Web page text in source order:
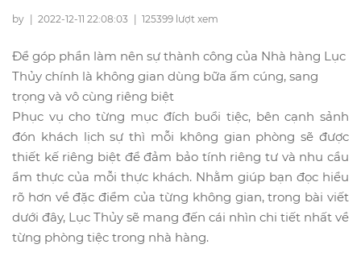
by | 2022-12-11 22:08:03 | 125399 lượt xem
Để góp phần làm nên sự thành công của Nhà hàng Lục
Thủy chính là không gian dùng bữa ấm cúng, sang
trọng và vô cùng riêng biệt
Phục vụ cho từng mục đích buổi tiệc, bên cạnh sảnh
đón khách lịch sự thì mỗi không gian phòng sẽ được
thiết kế riêng biệt để đảm bảo tính riêng tư và nhu cầu
ẩm thực của mỗi thực khách. Nhằm giúp bạn đọc hiểu
rõ hơn về đặc điểm của từng không gian, trong bài viết
dưới đây, Lục Thủy sẽ mang đến cái nhìn chi tiết nhất về
từng phòng tiệc trong nhà hàng.